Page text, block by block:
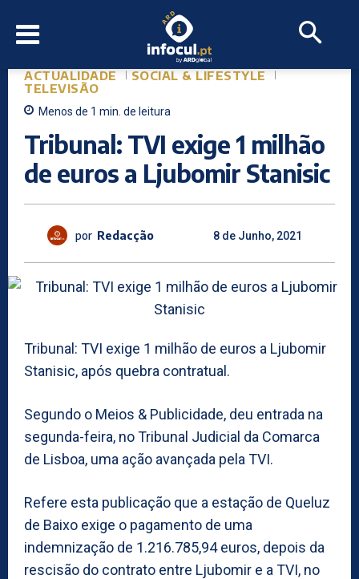
ACTUALIDADE
SOCIAL & LIFESTYLE
TELEVISÃO
Menos de 1 min. de leitura
Tribunal: TVI exige 1 milhão
de euros a Ljubomir Stanisic
por Redacção 8 de Junho, 2021
Tribunal: TVI exige 1 milhão de euros a Ljubomir
Stanisic, após quebra contratual.
Segundo o Meios & Publicidade, deu entrada na
segunda-feira, no Tribunal Judicial da Comarca
de Lisboa, uma ação avançada pela TVI.
Refere esta publicação que a estação de Queluz
de Baixo exige o pagamento de uma
indemnização de 1.216.785,94 euros, depois da
rescisão do contrato entre Ljubomir e a TVI, no